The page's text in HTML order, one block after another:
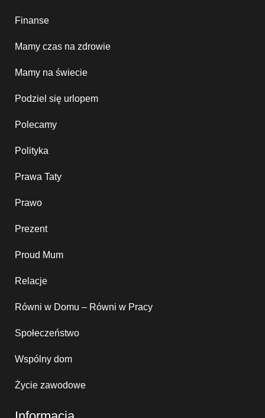
Finanse
Mamy czas na zdrowie
Mamy na świecie
Podziel się urlopem
Polecamy
Polityka
Prawa Taty
Prawo
Prezent
Proud Mum
Relacje
Równi w Domu – Równi w Pracy
Społeczeństwo
Wspólny dom
Życie zawodowe